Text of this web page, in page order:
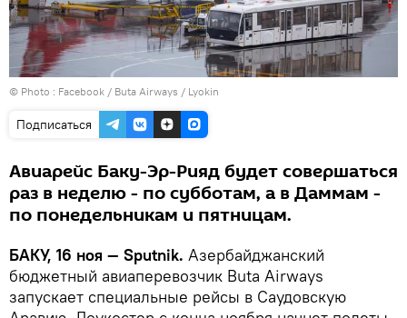
© Photo : Facebook / Buta Airways / Lyokin
Подписаться
Авиарейс Баку-Эр-Рияд будет совершаться
раз в неделю - по субботам, а в Даммам -
по понедельникам и пятницам.
БАКУ, 16 ноя — Sputnik. Азербайджанский
бюджетный авиаперевозчик Buta Airways
запускает специальные рейсы в Саудовскую